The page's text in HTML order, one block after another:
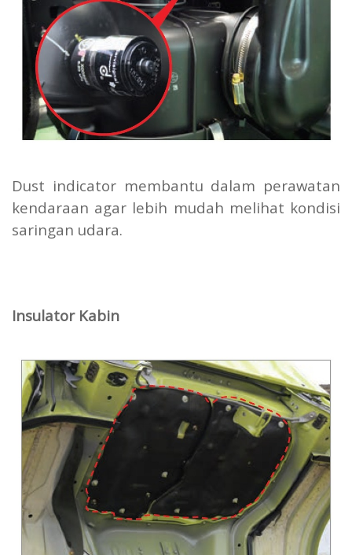
Dust indicator membantu dalam perawatan
kendaraan agar lebih mudah melihat kondisi
saringan udara.
Insulator Kabin